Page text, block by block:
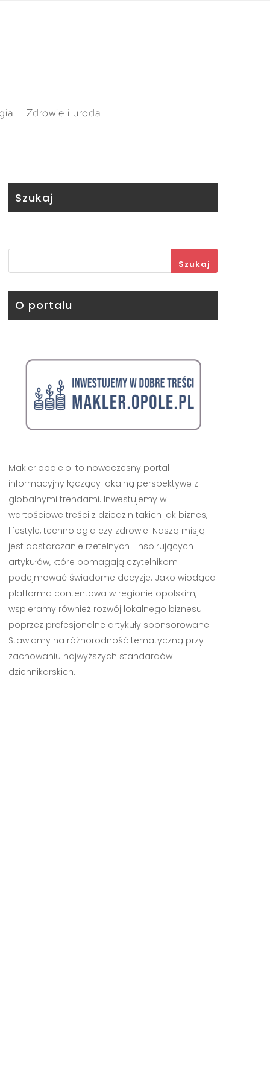
Zdrowie i uroda
Szukaj
Szukaj
O portalu
Makler.opole.pl to nowoczesny portal
informacyjny łączący lokalną perspektywę z
globalnymi trendami. Inwestujemy w
wartościowe treści z dziedzin takich jak biznes,
lifestyle, technologia czy zdrowie. Naszą misją
jest dostarczanie rzetelnych i inspirujących
artykułów, które pomagają czytelnikom
podejmować świadome decyzje. Jako wiodąca
platforma contentowa w regionie opolskim,
wspieramy również rozwój lokalnego biznesu
poprzez profesjonalne artykuły sponsorowane.
Stawiamy na różnorodność tematyczną przy
zachowaniu najwyższych standardów
dziennikarskich.